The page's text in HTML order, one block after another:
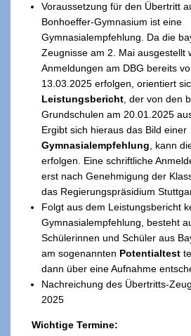
Voraussetzung für den Übertritt
Bonhoeffer-Gymnasium ist eine
Gymnasialempfehlung. Da die
Zeugnisse am 2. Mai ausgestellt
Anmeldungen am DBG bereits
13.03.2025 erfolgen, orientiert
Leistungsbericht, der von den
Grundschulen am 20.01.2025
Ergibt sich hieraus das Bild einer
Gymnasialempfehlung, kann
erfolgen. Eine schriftliche
erst nach Genehmigung der
das Regierungspräsidium
Folgt aus dem Leistungsbericht
Gymnasialempfehlung, besteht
Schülerinnen und Schüler aus
am sogenannten Potentialtest
dann über eine Aufnahme
Nachreichung des Übertritts-
2025
Wichtige Termine: